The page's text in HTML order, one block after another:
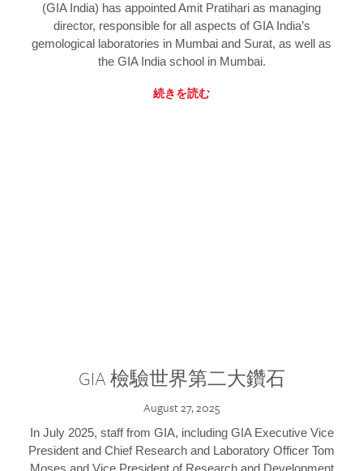
(GIA India) has appointed Amit Pratihari as managing
director, responsible for all aspects of GIA India’s
gemological laboratories in Mumbai and Surat, as well as
the GIA India school in Mumbai.
続きを読む
GIA 檢驗世界第二大鑽石
August 27, 2025
In July 2025, staff from GIA, including GIA Executive Vice
President and Chief Research and Laboratory Officer Tom
Moses and Vice President of Research and Development